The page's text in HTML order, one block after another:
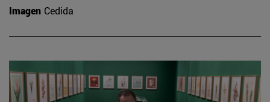
Imagen Cedida